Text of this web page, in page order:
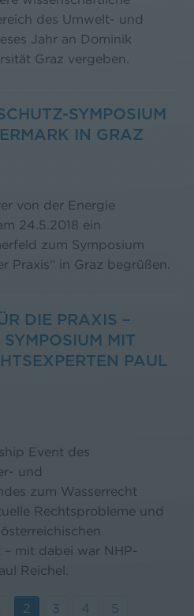
des Umwelt- und
Jahr an Dominik
Graz vergeben.
SYMPOSIUM B
IN GRAZ
von der Energie
24.5.2018 ein
zum Symposium
Praxis“ in Graz begrüßen.
DIE PRAXIS –
MIT
PAUL
Event des
und
zum Wasserrecht
Rechtsprobleme und
mit dabei war NHP-
Reichel.
2 3 4
5